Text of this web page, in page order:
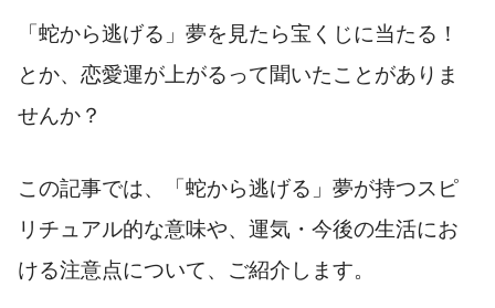
「蛇から逃げる」夢を見たら宝くじに当たる！
とか、恋愛運が上がるって聞いたことがありま
せんか？
この記事では、「蛇から逃げる」夢が持つスピ
リチュアル的な意味や、運気・今後の生活にお
ける注意点について、ご紹介します。